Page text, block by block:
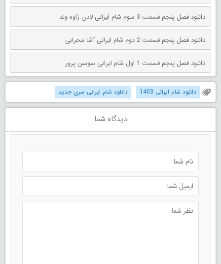
دانلود فصل پنجم قسمت 3 سوم شام ایرانی لادن ژاوه وند
دانلود فصل پنجم قسمت 2 دوم شام ایرانی آشا محرابی
دانلود فصل پنجم قسمت 1 اول شام ایرانی سوسن پرور
دانلود شام ایرانی 1403 دانلود شام ایرانی سری جدید
دیدگاه شما